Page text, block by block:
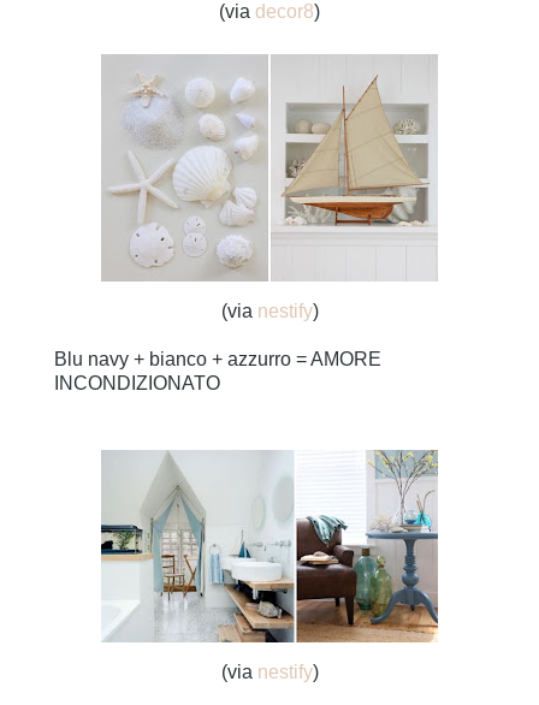
(via decor8)
(via nestify)
Blu navy + bianco + azzurro = AMORE
INCONDIZIONATO
(via nestify)